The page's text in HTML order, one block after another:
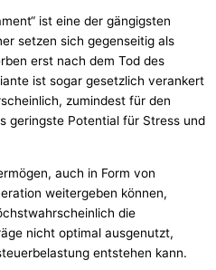
ist eine der gängigsten
setzen sich gegenseitig als
erst nach dem Tod des
ist sogar gesetzlich verankert
zumindest für den
geringste Potential für Stress und
auch in Form von
weitergeben können,
die
nicht optimal ausgenutzt,
entstehen kann.